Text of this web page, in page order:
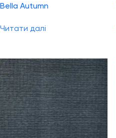
Bella Autumn
Читати далі